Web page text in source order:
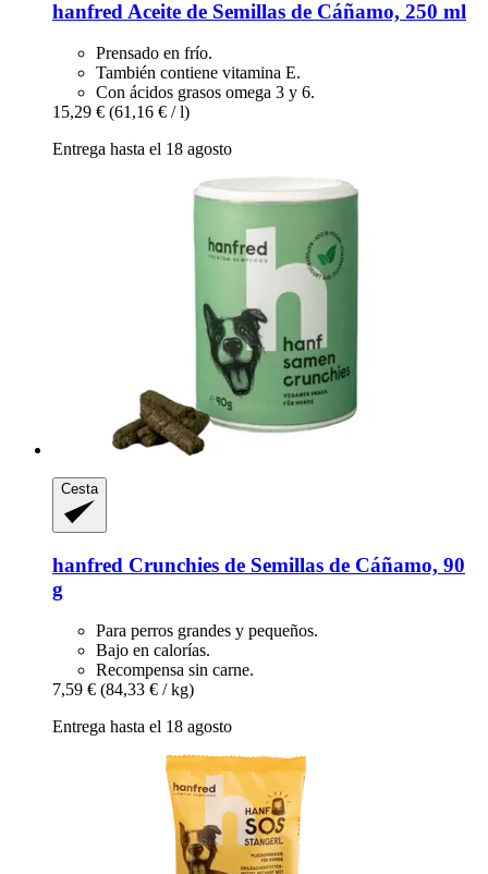
hanfred Aceite de Semillas de Cáñamo, 250 ml
Prensado en frío.
También contiene vitamina E.
Con ácidos grasos omega 3 y 6.
15,29 € (61,16 € / l)
Entrega hasta el 18 agosto
Cesta
hanfred Crunchies de Semillas de Cáñamo, 90
g
Para perros grandes y pequeños.
Bajo en calorías.
Recompensa sin carne.
7,59 € (84,33 € / kg)
Entrega hasta el 18 agosto